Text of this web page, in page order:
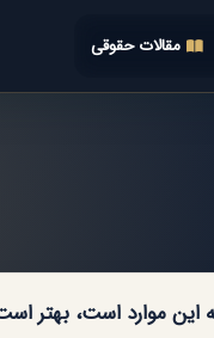
مقالات حقوقی
موارد است، بهتر